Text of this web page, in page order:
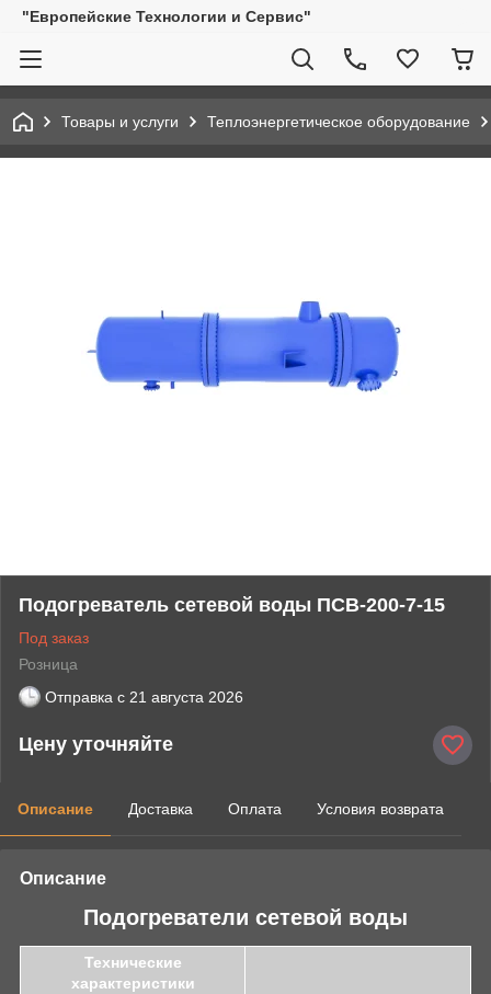
"Европейские Технологии и Сервис"
Товары и услуги Теплоэнергетическое оборудование
Подогреватель сетевой воды ПСВ-200-7-15
Под заказ
Розница
Отправка с 21 августа 2026
Цену уточняйте
Описание Доставка Оплата Условия возврата
Описание
Подогреватели сетевой воды
Технические
характеристики